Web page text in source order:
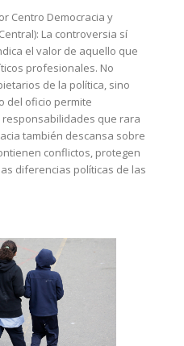
Centro Democracia y
La controversia sí
el valor de aquello que
profesionales. No
de la política, sino
del oficio permite
responsabilidades que rara
también descansa sobre
conflictos, protegen
diferencias políticas de las